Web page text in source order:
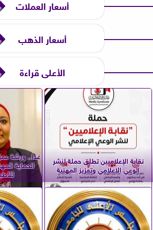
أسعار العملات
أسعار الذهب
الأعلى قراءة
نقابة الإعلاميين تطلق حملة لنشر
الوعي الإعلامي وتعزيز المهنية
غدا.. ورشة
الحماية